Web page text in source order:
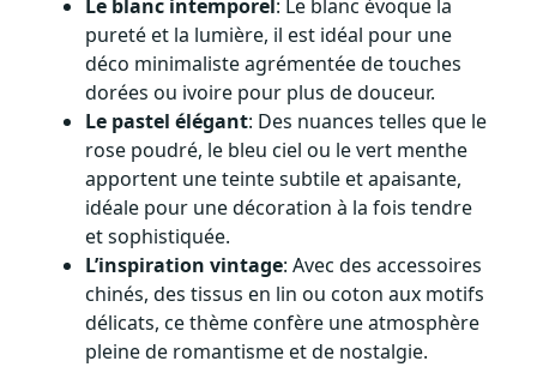
Le blanc intemporel: Le blanc évoque la
pureté et la lumière, il est idéal pour une
déco minimaliste agrémentée de touches
dorées ou ivoire pour plus de douceur.
Le pastel élégant: Des nuances telles que le
rose poudré, le bleu ciel ou le vert menthe
apportent une teinte subtile et apaisante,
idéale pour une décoration à la fois tendre
et sophistiquée.
L’inspiration vintage: Avec des accessoires
chinés, des tissus en lin ou coton aux motifs
délicats, ce thème confère une atmosphère
pleine de romantisme et de nostalgie.